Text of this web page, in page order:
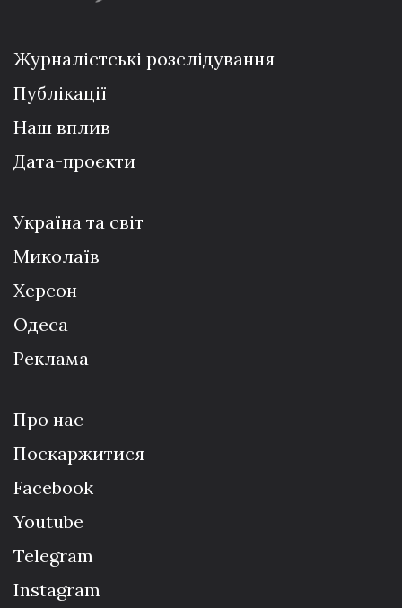
Журналістські розслідування
Публікації
Наш вплив
Дата-проєкти
Україна та світ
Миколаїв
Херсон
Одеса
Реклама
Про нас
Поскаржитися
Facebook
Youtube
Telegram
Instagram